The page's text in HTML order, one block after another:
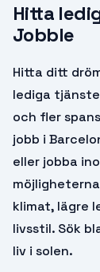
Hitta
Jobble
Hitta ditt
lediga
och fler
jobb i
eller jobba
klimat, lägre
livsstil. Sök
liv i solen.